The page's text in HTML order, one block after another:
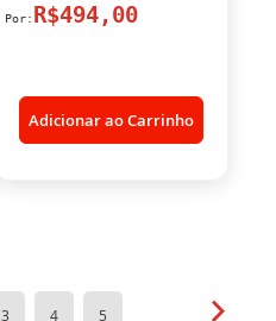
R$494,00
Adicionar ao Carrinho
Página
Página
3 Página
4 Página
5